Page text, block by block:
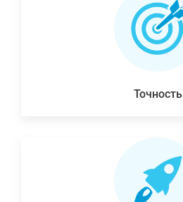
Точность